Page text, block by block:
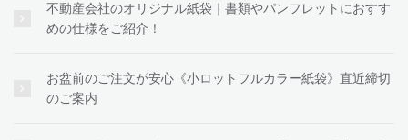
不動産会社のオリジナル紙袋｜書類やパンフレットにおすす
めの仕様をご紹介！
お盆前のご注文が安心《小ロットフルカラー紙袋》直近締切
のご案内